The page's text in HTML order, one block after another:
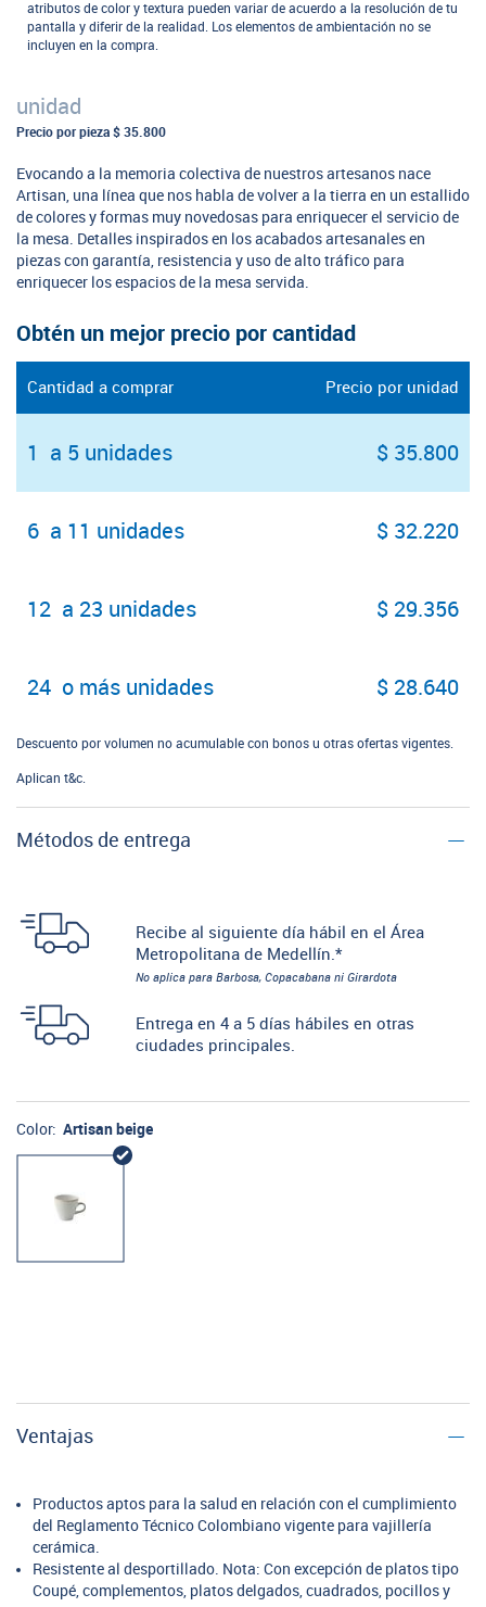
atributos de color y textura pueden variar de acuerdo a la resolución de tu
pantalla y diferir de la realidad. Los elementos de ambientación no se
incluyen en la compra.
unidad
Precio por pieza $ 35.800
Evocando a la memoria colectiva de nuestros artesanos nace
Artisan, una línea que nos habla de volver a la tierra en un estallido
de colores y formas muy novedosas para enriquecer el servicio de
la mesa. Detalles inspirados en los acabados artesanales en
piezas con garantía, resistencia y uso de alto tráfico para
enriquecer los espacios de la mesa servida.
Obtén un mejor precio por cantidad
Cantidad a comprar Precio por unidad
1 a 5 unidades $ 35.800
6 a 11 unidades $ 32.220
12 a 23 unidades $ 29.356
24 o más unidades $ 28.640
Descuento por volumen no acumulable con bonos u otras ofertas vigentes.
Aplican t&c.
Métodos de entrega
Recibe al siguiente día hábil en el Área
Metropolitana de Medellín.*
No aplica para Barbosa, Copacabana ni Girardota
Entrega en 4 a 5 días hábiles en otras
ciudades principales.
Color: Artisan beige
Ventajas
Productos aptos para la salud en relación con el cumplimiento
del Reglamento Técnico Colombiano vigente para vajillería
cerámica.
Resistente al desportillado. Nota: Con excepción de platos tipo
Coupé, complementos, platos delgados, cuadrados, pocillos y